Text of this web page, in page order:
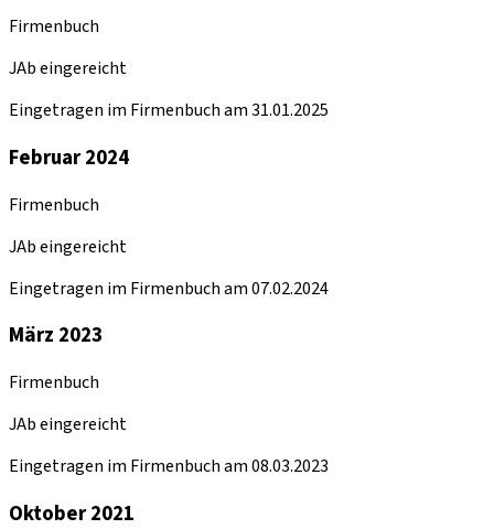
Firmenbuch
JAb eingereicht
Eingetragen im Firmenbuch am 31.01.2025
Februar 2024
Firmenbuch
JAb eingereicht
Eingetragen im Firmenbuch am 07.02.2024
März 2023
Firmenbuch
JAb eingereicht
Eingetragen im Firmenbuch am 08.03.2023
Oktober 2021